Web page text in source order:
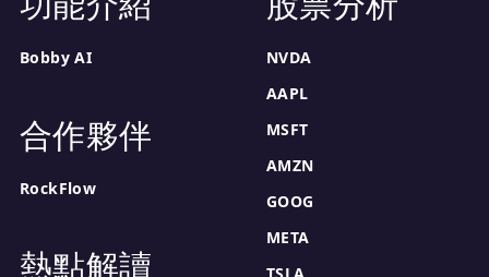
Bobby AI
合作夥伴
RockFlow
熱點解讀
NVDA
AAPL
MSFT
AMZN
GOOG
META